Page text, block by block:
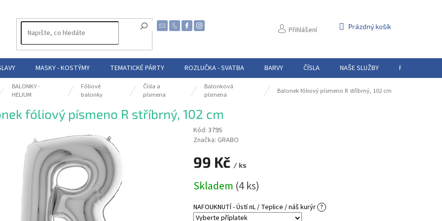
Přihlášení
NÁKUPNÍ
Prázdný košík
MASKY - KOSTÝMY TEMATICKÉ PÁRTY ROZLUČKA - SVATBA BARVY ČÍSLA NAŠE SLUŽBY PŮJČOVNA
BALONKY -
HELIUM
Fóliové
balonky
Čísla a
písmena
Balonková
písmena
Balonek fóliový písmeno R stříbrný, 102 cm
fóliový písmeno R stříbrný, 102 cm
Kód: 379S
Značka: GRABO
99 Kč / ks
cena:
Skladem (4 ks)
NAFOUKNUTÍ - Ústí nL / Teplice / náš kurýr ?